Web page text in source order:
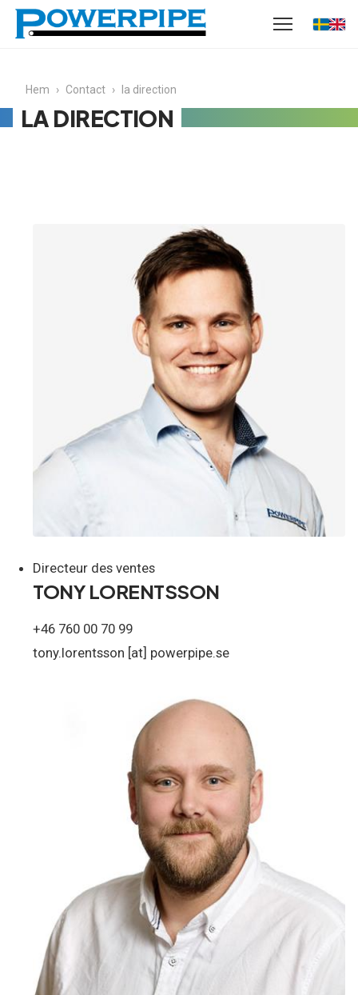
Hem › Contact › la direction
LA DIRECTION
Directeur des ventes
TONY LORENTSSON
+46 760 00 70 99
tony.lorentsson [at] powerpipe.se